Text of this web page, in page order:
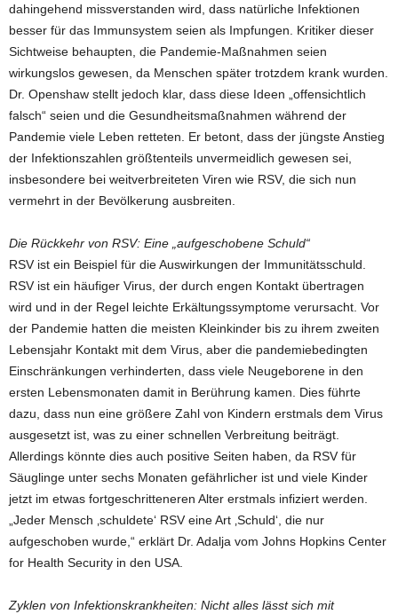
dahingehend missverstanden wird, dass natürliche Infektionen
besser für das Immunsystem seien als Impfungen. Kritiker dieser
Sichtweise behaupten, die Pandemie-Maßnahmen seien
wirkungslos gewesen, da Menschen später trotzdem krank wurden.
Dr. Openshaw stellt jedoch klar, dass diese Ideen „offensichtlich
falsch“ seien und die Gesundheitsmaßnahmen während der
Pandemie viele Leben retteten. Er betont, dass der jüngste Anstieg
der Infektionszahlen größtenteils unvermeidlich gewesen sei,
insbesondere bei weitverbreiteten Viren wie RSV, die sich nun
vermehrt in der Bevölkerung ausbreiten.
Die Rückkehr von RSV: Eine „aufgeschobene Schuld“
RSV ist ein Beispiel für die Auswirkungen der Immunitätsschuld.
RSV ist ein häufiger Virus, der durch engen Kontakt übertragen
wird und in der Regel leichte Erkältungssymptome verursacht. Vor
der Pandemie hatten die meisten Kleinkinder bis zu ihrem zweiten
Lebensjahr Kontakt mit dem Virus, aber die pandemiebedingten
Einschränkungen verhinderten, dass viele Neugeborene in den
ersten Lebensmonaten damit in Berührung kamen. Dies führte
dazu, dass nun eine größere Zahl von Kindern erstmals dem Virus
ausgesetzt ist, was zu einer schnellen Verbreitung beiträgt.
Allerdings könnte dies auch positive Seiten haben, da RSV für
Säuglinge unter sechs Monaten gefährlicher ist und viele Kinder
jetzt im etwas fortgeschritteneren Alter erstmals infiziert werden.
„Jeder Mensch ‚schuldete‘ RSV eine Art ‚Schuld‘, die nur
aufgeschoben wurde,“ erklärt Dr. Adalja vom Johns Hopkins Center
for Health Security in den USA.
Zyklen von Infektionskrankheiten: Nicht alles lässt sich mit